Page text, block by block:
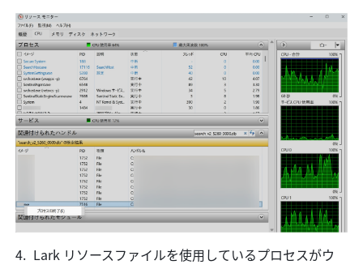
Lark リソースファイルを使用しているプロセスがウ